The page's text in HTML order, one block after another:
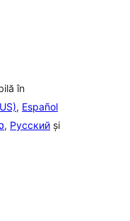
în
, Español
, Русский și